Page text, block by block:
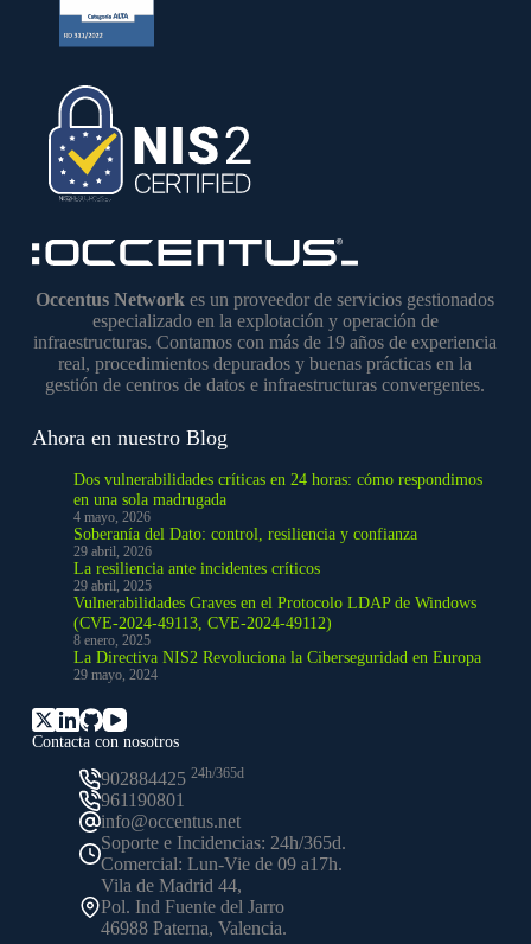
Occentus Network es un proveedor de servicios gestionados
especializado en la explotación y operación de
infraestructuras. Contamos con más de 19 años de experiencia
real, procedimientos depurados y buenas prácticas en la
gestión de centros de datos e infraestructuras convergentes.
Contacta con nosotros
902884425 24h/365d
961190801
info@occentus.net
Soporte e Incidencias: 24h/365d.
Comercial: Lun-Vie de 09 a17h.
Vila de Madrid 44,
Pol. Ind Fuente del Jarro
46988 Paterna, Valencia.
Ahora en nuestro Blog
Dos vulnerabilidades críticas en 24 horas: cómo respondimos
en una sola madrugada
4 mayo, 2026
Soberanía del Dato: control, resiliencia y confianza
29 abril, 2026
La resiliencia ante incidentes críticos
29 abril, 2025
Vulnerabilidades Graves en el Protocolo LDAP de Windows
(CVE-2024-49113, CVE-2024-49112)
8 enero, 2025
La Directiva NIS2 Revoluciona la Ciberseguridad en Europa
29 mayo, 2024